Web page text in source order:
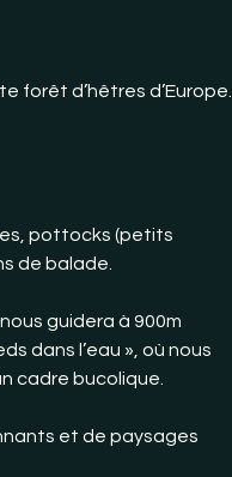
forêt d’hêtres d’Europe.
pottocks (petits
de balade.
guidera à 900m
dans l’eau », où nous
cadre bucolique.
et de paysages